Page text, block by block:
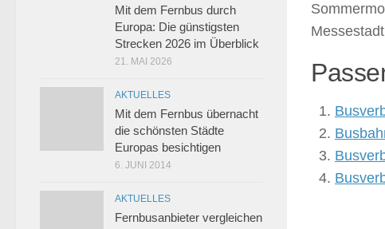
Mit dem Fernbus durch
Europa: Die günstigsten
Strecken 2026 im Überblick
21. MAI 2026
AKTUELLES
Mit dem Fernbus übernacht
die schönsten Städte
Europas besichtigen
6. JUNI 2014
AKTUELLES
Fernbusanbieter vergleichen